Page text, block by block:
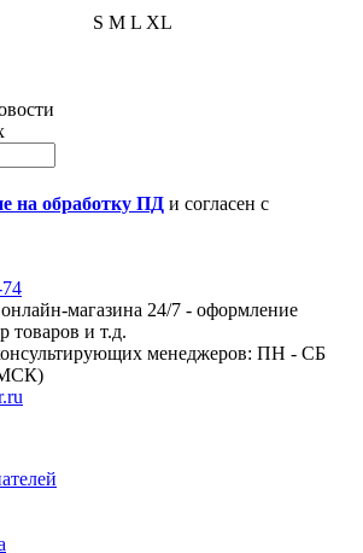
S M L XL
на обработку ПД и согласен с
магазина 24/7 - оформление
товаров и т.д.
менеджеров: ПН - СБ